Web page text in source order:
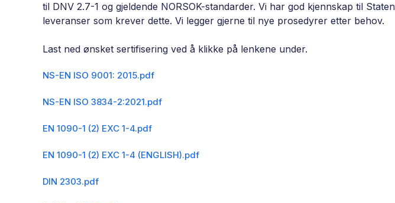
til DNV 2.7-1 og gjeldende NORSOK-standarder. Vi har god kjennskap til
leveranser som krever dette. Vi legger gjerne til nye prosedyrer etter behov.
Last ned ønsket sertifisering ved å klikke på lenkene under.
NS-EN ISO 9001: 2015.pdf
NS-EN ISO 3834-2:2021.pdf
EN 1090-1 (2) EXC 1-4.pdf
EN 1090-1 (2) EXC 1-4 (ENGLISH).pdf
DIN 2303.pdf